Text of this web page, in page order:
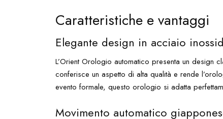
Caratteristiche e vantaggi
Elegante design in acciaio
L’Orient Orologio automatico presenta un design
conferisce un aspetto di alta qualità e rende
evento formale, questo orologio si adatta
Movimento automatico